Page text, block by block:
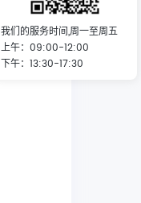
我们的服务时间,周一至周五
上午：09:00-12:00
下午：13:30-17:30